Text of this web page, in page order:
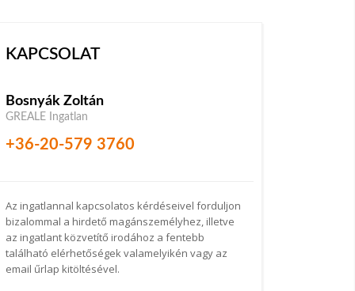
KAPCSOLAT
Bosnyák Zoltán
GREALE Ingatlan
+36-20-579 3760
Az ingatlannal kapcsolatos kérdéseivel forduljon
bizalommal a hirdető magánszemélyhez, illetve
az ingatlant közvetítő irodához a fentebb
található elérhetőségek valamelyikén vagy az
email űrlap kitöltésével.